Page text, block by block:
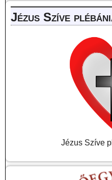
Jézus Szíve
Jézus Szíve